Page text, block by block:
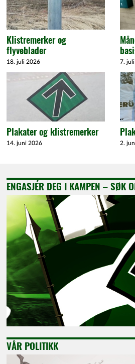
Klistremerker og
flyveblader
18. juli 2026 7.
Plakater og klistremerker
14. juni 2026 2.
ENGASJÉR DEG I KAMPEN – SØK
VÅR POLITIKK